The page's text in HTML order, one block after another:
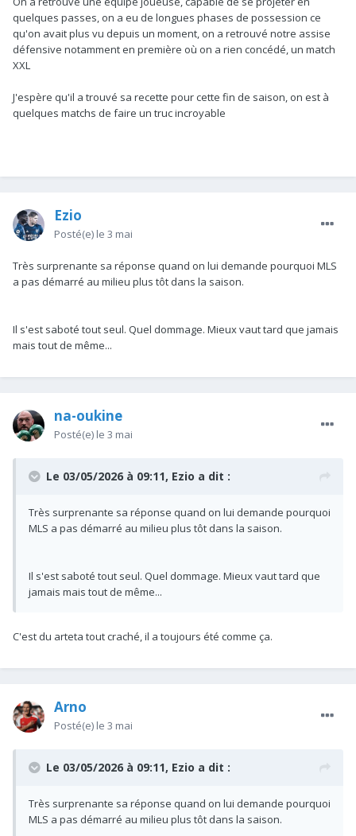
quelques passes, on a eu de longues phases de possession ce
qu'on avait plus vu depuis un moment, on a retrouvé notre assise
défensive notamment en première où on a rien concédé, un match
XXL
J'espère qu'il a trouvé sa recette pour cette fin de saison, on est à
quelques matchs de faire un truc incroyable
Ezio
Posté(e) le 3 mai
Très surprenante sa réponse quand on lui demande pourquoi MLS
a pas démarré au milieu plus tôt dans la saison.
Il s'est saboté tout seul. Quel dommage. Mieux vaut tard que jamais
mais tout de même...
na-oukine
Posté(e) le 3 mai
Le 03/05/2026 à 09:11, Ezio a dit :
Très surprenante sa réponse quand on lui demande pourquoi
MLS a pas démarré au milieu plus tôt dans la saison.
Il s'est saboté tout seul. Quel dommage. Mieux vaut tard que
jamais mais tout de même...
C'est du arteta tout craché, il a toujours été comme ça.
Arno
Posté(e) le 3 mai
Le 03/05/2026 à 09:11, Ezio a dit :
Très surprenante sa réponse quand on lui demande pourquoi
MLS a pas démarré au milieu plus tôt dans la saison.